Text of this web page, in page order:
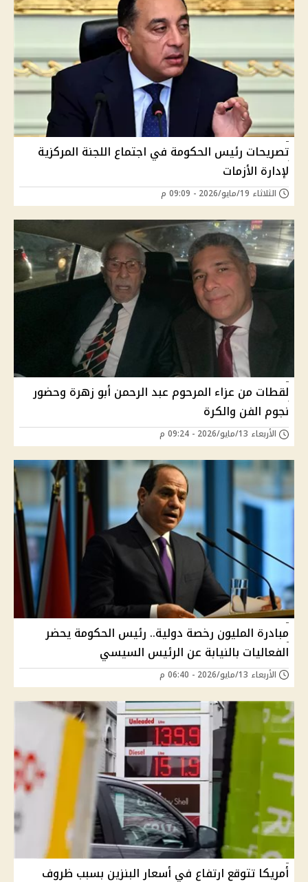
تصريحات رئيس الحكومة في اجتماع اللجنة المركزية
لإدارة الأزمات
الثلاثاء 19/مايو/2026 - 09:09 م
لقطات من عزاء المرحوم عبد الرحمن أبو زهرة وحضور
نجوم الفن والكرة
الأربعاء 13/مايو/2026 - 09:24 م
مبادرة المليون رخصة دولية.. رئيس الحكومة يحضر
الفعاليات بالنيابة عن الرئيس السيسي
الأربعاء 13/مايو/2026 - 06:40 م
أمريكا تتوقع ارتفاع في أسعار البنزين بسبب ظروف